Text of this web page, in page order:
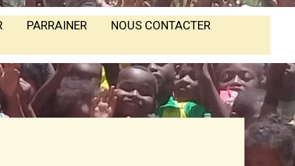
PARRAINER
NOUS CONTACTER